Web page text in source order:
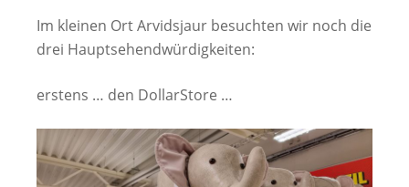
Im kleinen Ort Arvidsjaur besuchten wir noch die
drei Hauptsehendwürdigkeiten:
erstens … den DollarStore …